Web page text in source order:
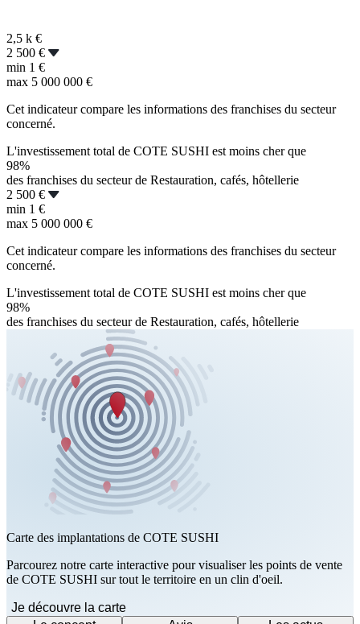
2,5 k €
2 500 €
min 1 €
max 5 000 000 €
Cet indicateur compare les informations des franchises du secteur
concerné.
L'investissement total de COTE SUSHI est moins cher que
98%
des franchises du secteur de Restauration, cafés, hôtellerie
2 500 €
min 1 €
max 5 000 000 €
Cet indicateur compare les informations des franchises du secteur
concerné.
L'investissement total de COTE SUSHI est moins cher que
98%
des franchises du secteur de Restauration, cafés, hôtellerie
Carte des implantations de COTE SUSHI
Parcourez notre carte interactive pour visualiser les points de vente
de COTE SUSHI sur tout le territoire en un clin d'oeil.
Je découvre la carte